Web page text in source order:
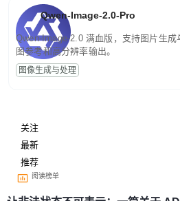
Qwen-Image-2.0-Pro
Qwen-Image-2.0 满血版，支持图片生
图参考和高分辨率输出。
图像生成与处理
关注
最新
推荐
阅读榜单